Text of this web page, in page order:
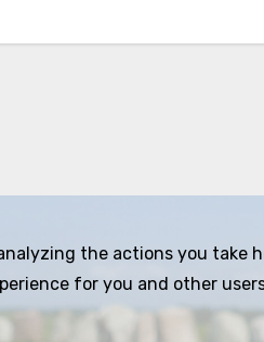
the actions you take
for you and other